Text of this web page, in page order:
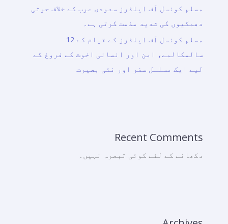
مسلم کونسل آف ایلڈرز سعودی عرب کے خلاف حوثی
دھمکیوں کی شدید مذمت کرتی ہے۔
مسلم کونسل آف ایلڈرز کے قیام کے 12
سالمکالمے، امن اور انسانی اخوت کے فروغ کے
لیے ایک مسلسل سفر اور نئی بصیرت
Recent Comments
دکھانے کے لئے کوئی تبصرہ نہیں۔